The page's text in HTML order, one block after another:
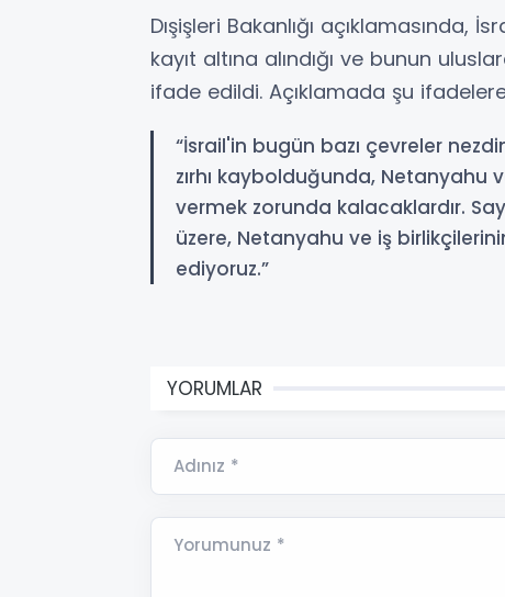
Dışişleri Bakanlığı açıklamasında,
kayıt altına alındığı ve bunun
ifade edildi. Açıklamada şu
“İsrail'in bugün bazı çevreler
zırhı kaybolduğunda,
vermek zorunda kalacaklardır.
üzere, Netanyahu ve iş
ediyoruz.”
YORUMLAR
Adınız *
Yorumunuz *